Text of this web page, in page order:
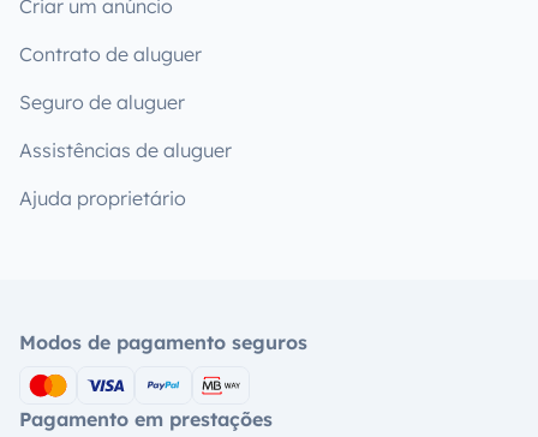
Criar um anúncio
Contrato de aluguer
Seguro de aluguer
Assistências de aluguer
Ajuda proprietário
Modos de pagamento seguros
Pagamento em prestações